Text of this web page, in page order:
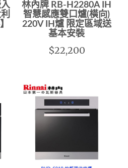
林內牌 RB-H2280A IH
智慧感應雙口爐(橫向)
220V IH爐 限定區域送
基本安裝
$22,200